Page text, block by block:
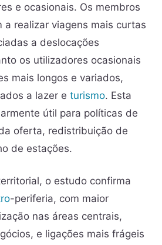
e ocasionais. Os membros
a realizar viagens mais curtas
a deslocações
os utilizadores ocasionais
mais longos e variados,
a lazer e turismo. Esta
útil para políticas de
oferta, redistribuição de
de estações.
o estudo confirma
-periferia, com maior
nas áreas centrais,
e ligações mais frágeis